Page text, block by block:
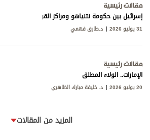
مقالات رئيسية
إسرائيل بين حكومة نتنياهو ومراكز القوى
31 يوليو 2026 د.طارق فهمي
مقالات رئيسية
الإمارات.. الولاء المطلق
20 يوليو 2026 د. خليفة مبارك الظاهري
المزيد من المقالات